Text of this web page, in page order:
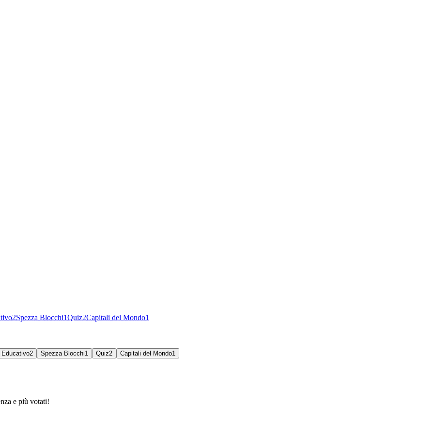
2Spezza Blocchi1Quiz2Capitali del Mondo1
Educativo2 Spezza Blocchi1 Quiz2 Capitali del Mondo1
e più votati!